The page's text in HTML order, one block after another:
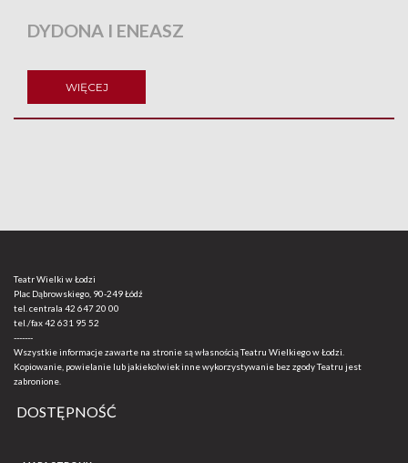
DYDONA I ENEASZ
WIĘCEJ
Teatr Wielki w Łodzi
Plac Dąbrowskiego, 90-249 Łódź
tel. centrala 42 647 20 00
tel./fax42 631 95 52
-------
Wszystkie informacje zawarte na stronie są własnością Teatru Wielkiego w Łodzi.
Kopiowanie, powielanie lub jakiekolwiek inne wykorzystywanie bez zgody Teatru jest
zabronione.
DOSTĘPNOŚĆ